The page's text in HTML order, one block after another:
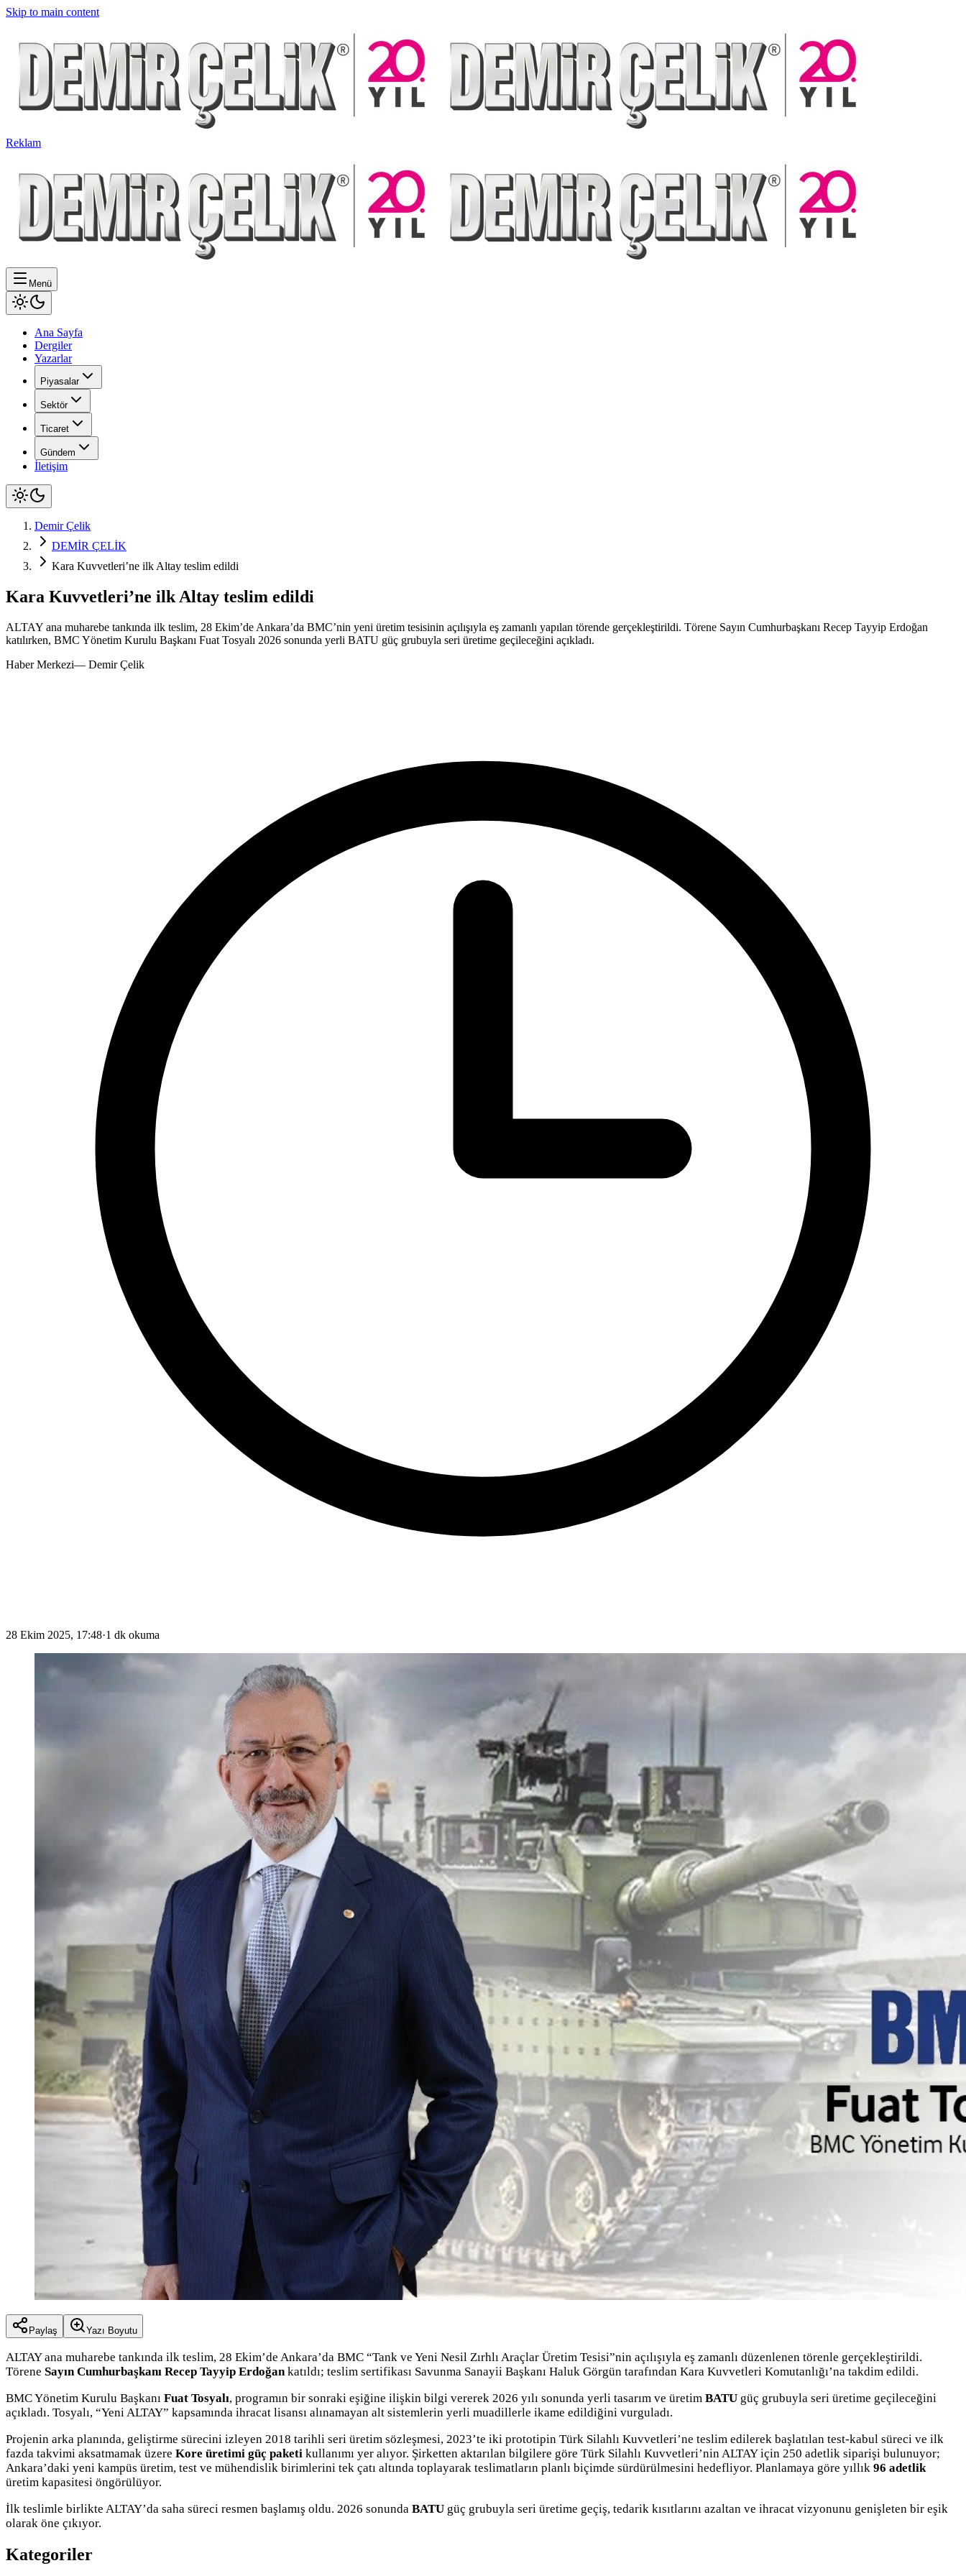
Skip to main content
Reklam
Menü
Ana Sayfa
Dergiler
Yazarlar
Piyasalar
Sektör
Ticaret
Gündem
İletişim
Demir Çelik
DEMİR ÇELİK
Kara Kuvvetleri’ne ilk Altay teslim edildi
Kara Kuvvetleri’ne ilk Altay teslim edildi
ALTAY ana muharebe tankında ilk teslim, 28 Ekim’de Ankara’da BMC’nin yeni üretim tesisinin açılışıyla eş zamanlı yapılan törende gerçekleştirildi. Törene Sayın Cumhurbaşkanı Recep Tayyip Erdoğan
katılırken, BMC Yönetim Kurulu Başkanı Fuat Tosyalı 2026 sonunda yerli BATU güç grubuyla seri üretime geçileceğini açıkladı.
Haber Merkezi— Demir Çelik
28 Ekim 2025, 17:48·1 dk okuma
Paylaş Yazı Boyutu
ALTAY ana muharebe tankında ilk teslim, 28 Ekim’de Ankara’da BMC “Tank ve Yeni Nesil Zırhlı Araçlar Üretim Tesisi”nin açılışıyla eş zamanlı düzenlenen törenle gerçekleştirildi.
Törene Sayın Cumhurbaşkanı Recep Tayyip Erdoğankatıldı; teslim sertifikası Savunma Sanayii Başkanı Haluk Görgün tarafından Kara Kuvvetleri Komutanlığı’na takdim edildi.
BMC Yönetim Kurulu Başkanı Fuat Tosyalı, programın bir sonraki eşiğine ilişkin bilgi vererek 2026 yılı sonunda yerli tasarım ve üretim BATU güç grubuyla seri üretime geçileceğini
açıkladı. Tosyalı, “Yeni ALTAY” kapsamında ihracat lisansı alınamayan alt sistemlerin yerli muadillerle ikame edildiğini vurguladı.
Projenin arka planında, geliştirme sürecini izleyen 2018 tarihli seri üretim sözleşmesi, 2023’te iki prototipin Türk Silahlı Kuvvetleri’ne teslim edilerek başlatılan test-kabul süreci ve ilk
fazda takvimi aksatmamak üzere Kore üretimi güç paketi kullanımı yer alıyor. Şirketten aktarılan bilgilere göre Türk Silahlı Kuvvetleri’nin ALTAY için 250 adetlik siparişi bulunuyor;
Ankara’daki yeni kampüs üretim, test ve mühendislik birimlerini tek çatı altında toplayarak teslimatların planlı biçimde sürdürülmesini hedefliyor. Planlamaya göre yıllık 96 adetlik
üretim kapasitesi öngörülüyor.
İlk teslimle birlikte ALTAY’da saha süreci resmen başlamış oldu. 2026 sonunda BATU güç grubuyla seri üretime geçiş, tedarik kısıtlarını azaltan ve ihracat vizyonunu genişleten bir eşik
olarak öne çıkıyor.
Kategoriler